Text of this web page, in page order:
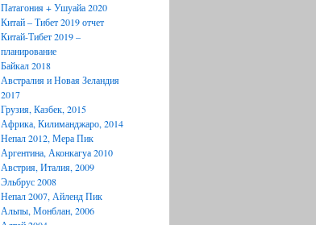
Патагония + Ушуайа 2020
Китай – Тибет 2019 отчет
Китай-Тибет 2019 –
планирование
Байкал 2018
Австралия и Новая Зеландия
2017
Грузия, Казбек, 2015
Африка, Килиманджаро, 2014
Непал 2012, Мера Пик
Аргентина, Аконкагуа 2010
Австрия, Италия, 2009
Эльбрус 2008
Непал 2007, Айленд Пик
Альпы, Монблан, 2006